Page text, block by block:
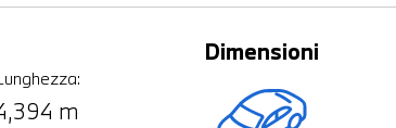
m
Dimensioni